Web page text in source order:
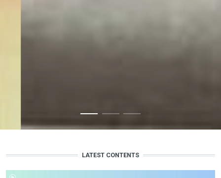
LATEST CONTENTS